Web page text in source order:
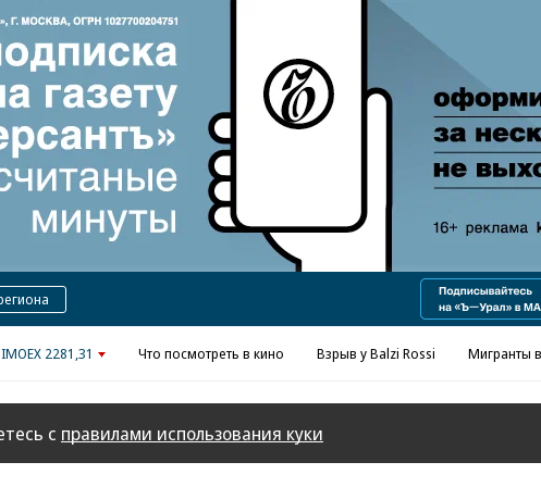
Реклама в «Ъ» www.kommersant.ru/ad
IMOEX 2281,31 Что посмотреть в кино Взрыв у Balzi Rossi Мигранты
с правилами использования куки